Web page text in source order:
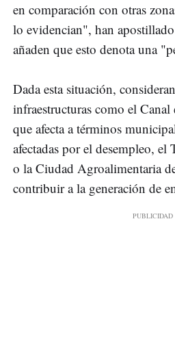
en comparación con otras
lo evidencian", han
añaden que esto denota una
Dada esta situación,
infraestructuras como el Canal
que afecta a términos
afectadas por el desempleo,
o la Ciudad Agroalimentaria
contribuir a la generación de